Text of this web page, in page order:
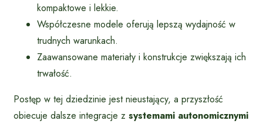
kompaktowe i lekkie.
Współczesne modele oferują lepszą wydajność w
trudnych warunkach.
Zaawansowane materiały i konstrukcje zwiększają ich
trwałość.
Postęp w tej dziedzinie jest nieustający, a przyszłość
obiecuje dalsze integracje z systemami autonomicznymi